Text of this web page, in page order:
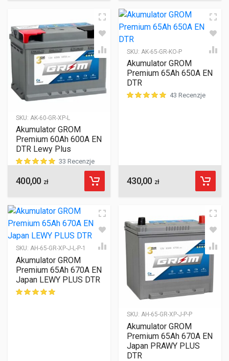
SKU: AK-60-GR-XP-L
Akumulator GROM
Premium 60Ah 600A EN
DTR Lewy Plus
ocen klientów
33 Recenzje
400,00 zł
SKU: AK-65-GR-KO-P
Akumulator GROM
Premium 65Ah 650A EN
DTR
43 Recenzje
430,00 zł
SKU: AH-65-GR-XP-J-L-P-1
Akumulator GROM
Premium 65Ah 670A EN
Japan LEWY PLUS DTR
SKU: AH-65-GR-XP-J-P-P
Akumulator GROM
Premium 65Ah 670A EN
Japan PRAWY PLUS
DTR